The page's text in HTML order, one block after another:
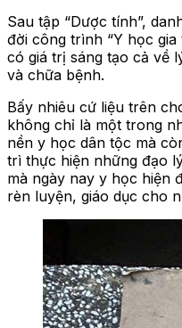
Sau tập “Dược tính”,
đời công trình “Y học gia
có giá trị sáng tạo cả về
và chữa bệnh.
Bấy nhiêu cứ liệu trên
không chỉ là một trong
nền y học dân tộc mà
trì thực hiện những đạo
mà ngày nay y học hiện
rèn luyện, giáo dục cho